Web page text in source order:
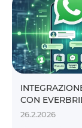
CON
26.2.2026